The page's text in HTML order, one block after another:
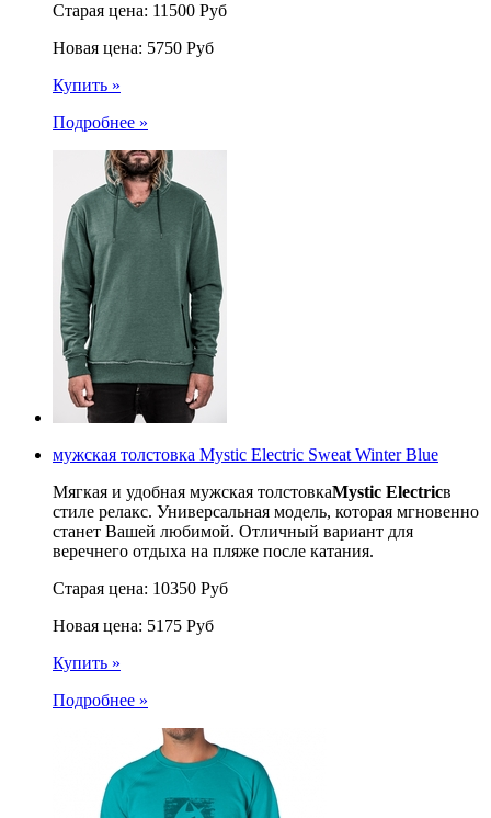
Старая цена: 11500 Руб
Новая цена: 5750 Руб
Купить »
Подробнее »
мужская толстовка Mystic Electric Sweat Winter Blue
Мягкая и удобная мужская толстовкаMystic Electricв
стиле релакс. Универсальная модель, которая мгновенно
станет Вашей любимой. Отличный вариант для
веречнего отдыха на пляже после катания.
Старая цена: 10350 Руб
Новая цена: 5175 Руб
Купить »
Подробнее »